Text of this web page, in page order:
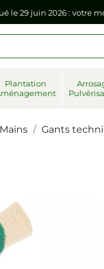
dans votre
le 29 juin 2026 : votre
dans votre
Plantation
Mains Gants